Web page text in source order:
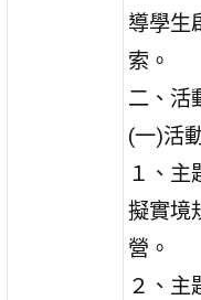
導學生
索。
二、活
(一)活
１、主
擬實境
營。
２、主